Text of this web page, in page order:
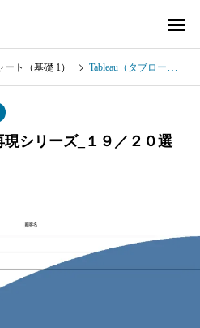
ート（基礎 1） Tableau（タブロー）再現シリーズ_１９／２０選（パレート図）
シリーズ_１９／２０選